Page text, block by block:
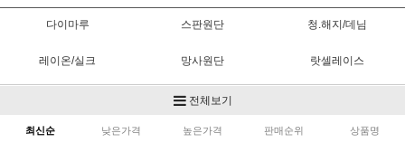
다이마루 스판원단 청.해지/데님
레이온/실크 망사원단 랏셀레이스
안감/다후다
공단원단 저지/분또 무대의상
전체보기
최신순 낮은가격 높은가격 판매순위 상품명